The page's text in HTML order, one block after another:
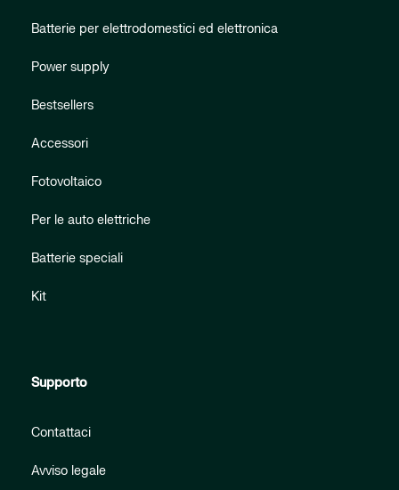
Batterie per elettrodomestici ed elettronica
Power supply
Bestsellers
Accessori
Fotovoltaico
Per le auto elettriche
Batterie speciali
Kit
Supporto
Contattaci
Avviso legale